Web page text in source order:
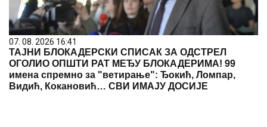
07. 08. 2026 16:41
ТАЈНИ БЛОКАДЕРСКИ СПИСАК ЗА ОДСТРЕЛ
ОГОЛИО ОПШТИ РАТ МЕЂУ БЛОКАДЕРИМА! 99
имена спремно за "ветирање": Ђокић, Ломпар,
Видић, Кокановић… СВИ ИМАЈУ ДОСИЈЕ